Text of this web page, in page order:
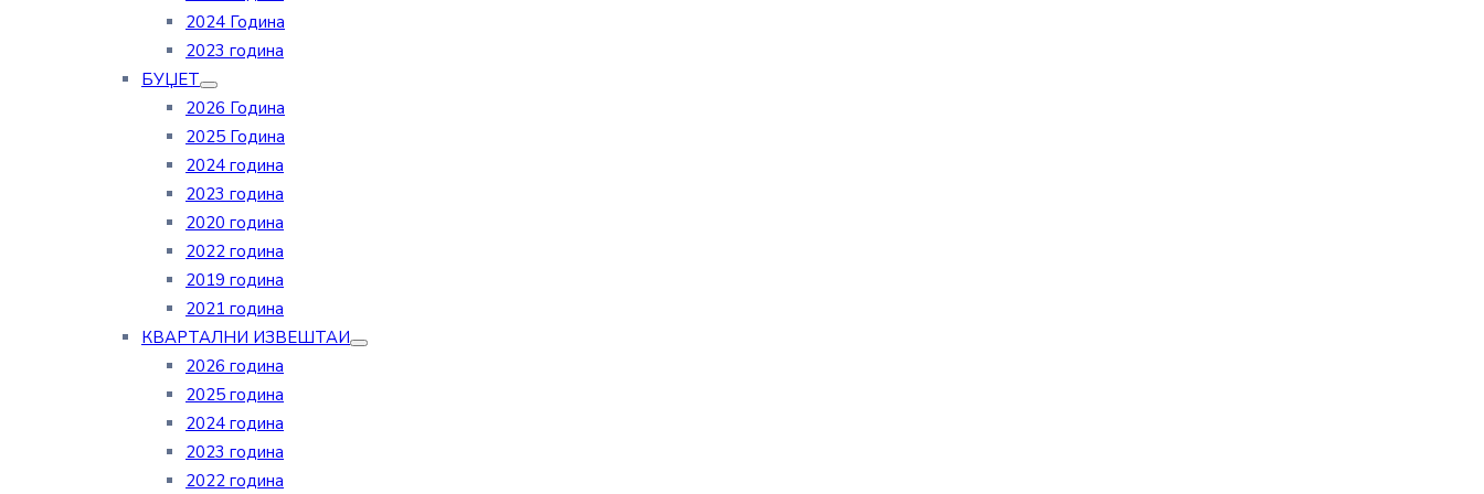
2024 Година
2023 година
БУЏЕТ
2026 Година
2025 Година
2024 година
2023 година
2020 година
2022 година
2019 година
2021 година
КВАРТАЛНИ ИЗВЕШТАИ
2026 година
2025 година
2024 година
2023 година
2022 година